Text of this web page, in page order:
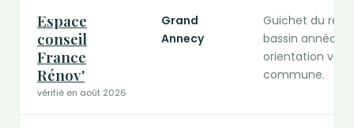
Espace
conseil
France
Rénov'
vérifié en août 2026
Grand
Annecy
Guichet du
bassin
orientation vers
commune.